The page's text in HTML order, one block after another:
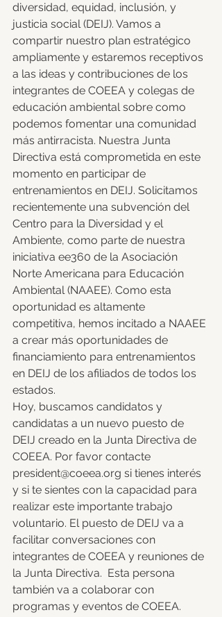
diversidad, equidad, inclusión, y
justicia social (DEIJ). Vamos a
compartir nuestro plan estratégico
ampliamente y estaremos receptivos
a las ideas y contribuciones de los
integrantes de COEEA y colegas de
educación ambiental sobre como
podemos fomentar una comunidad
más antirracista. Nuestra Junta
Directiva está comprometida en este
momento en participar de
entrenamientos en DEIJ. Solicitamos
recientemente una subvención del
Centro para la Diversidad y el
Ambiente, como parte de nuestra
iniciativa ee360 de la Asociación
Norte Americana para Educación
Ambiental (NAAEE). Como esta
oportunidad es altamente
competitiva, hemos incitado a NAAEE
a crear más oportunidades de
financiamiento para entrenamientos
en DEIJ de los afiliados de todos los
estados.
Hoy, buscamos candidatos y
candidatas a un nuevo puesto de
DEIJ creado en la Junta Directiva de
COEEA. Por favor contacte
president@coeea.org si tienes interés
y si te sientes con la capacidad para
realizar este importante trabajo
voluntario. El puesto de DEIJ va a
facilitar conversaciones con
integrantes de COEEA y reuniones de
la Junta Directiva.  Esta persona
también va a colaborar con
programas y eventos de COEEA.